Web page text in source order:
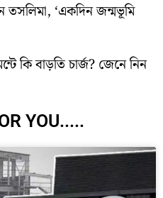
‘একদিন জন্মভূমি
কি বাড়তি চার্জ? জেনে নিন
YOU.....